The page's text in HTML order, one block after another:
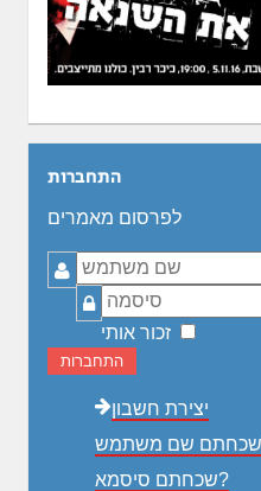
התחברות
לפרסום מאמרים
שם
משתמש
סיסמה
זכור אותי
התחברות
יצירת חשבון
שכחתם סיסמא?